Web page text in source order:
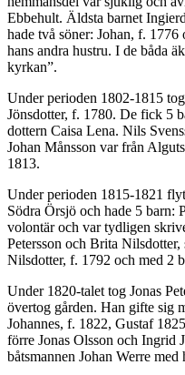
Ebbehult. Äldsta barnet
hade två söner: Johan, f.
hans andra hustru. I de båda
kyrkan”.
Under perioden 1802-1815
Jönsdotter, f. 1780. De fick 5
dottern Caisa Lena. Nils
Johan Månsson var från
1813.
Under perioden 1815-1821
Södra Örsjö och hade 5 barn:
volontär och var tydligen
Petersson och Brita
Nilsdotter, f. 1792 och med 2
Under 1820-talet tog Jonas
övertog gården. Han gifte sig
Johannes, f. 1822, Gustaf
förre Jonas Olsson och Ingrid
båtsmannen Johan Werre